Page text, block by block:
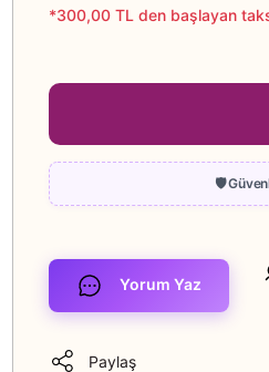
*300,00 TL den başlayan
Yorum Yaz
Paylaş